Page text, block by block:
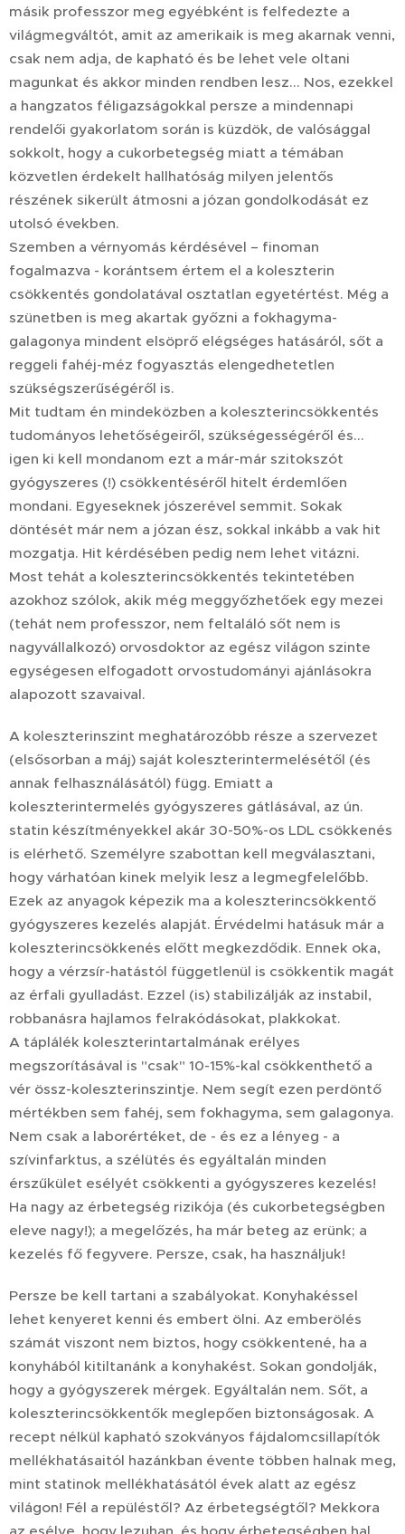
másik professzor meg egyébként is felfedezte a
világmegváltót, amit az amerikaik is meg akarnak venni,
csak nem adja, de kapható és be lehet vele oltani
magunkat és akkor minden rendben lesz... Nos, ezekkel
a hangzatos féligazságokkal persze a mindennapi
rendelői gyakorlatom során is küzdök, de valósággal
sokkolt, hogy a cukorbetegség miatt a témában
közvetlen érdekelt hallhatóság milyen jelentős
részének sikerült átmosni a józan gondolkodását ez
utolsó években.
Szemben a vérnyomás kérdésével – finoman
fogalmazva - korántsem értem el a koleszterin
csökkentés gondolatával osztatlan egyetértést. Még a
szünetben is meg akartak győzni a fokhagyma-
galagonya mindent elsöprő elégséges hatásáról, sőt a
reggeli fahéj-méz fogyasztás elengedhetetlen
szükségszerűségéről is.
Mit tudtam én mindeközben a koleszterincsökkentés
tudományos lehetőségeiről, szükségességéről és...
igen ki kell mondanom ezt a már-már szitokszót
gyógyszeres (!) csökkentéséről hitelt érdemlően
mondani. Egyeseknek jószerével semmit. Sokak
döntését már nem a józan ész, sokkal inkább a vak hit
mozgatja. Hit kérdésében pedig nem lehet vitázni.
Most tehát a koleszterincsökkentés tekintetében
azokhoz szólok, akik még meggyőzhetőek egy mezei
(tehát nem professzor, nem feltaláló sőt nem is
nagyvállalkozó) orvosdoktor az egész világon szinte
egységesen elfogadott orvostudományi ajánlásokra
alapozott szavaival.
A koleszterinszint meghatározóbb része a szervezet
(elsősorban a máj) saját koleszterintermelésétől (és
annak felhasználásától) függ. Emiatt a
koleszterintermelés gyógyszeres gátlásával, az ún.
statin készítményekkel akár 30-50%-os LDL csökkenés
is elérhető. Személyre szabottan kell megválasztani,
hogy várhatóan kinek melyik lesz a legmegfelelőbb.
Ezek az anyagok képezik ma a koleszterincsökkentő
gyógyszeres kezelés alapját. Érvédelmi hatásuk már a
koleszterincsökkenés előtt megkezdődik. Ennek oka,
hogy a vérzsír-hatástól függetlenül is csökkentik magát
az érfali gyulladást. Ezzel (is) stabilizálják az instabil,
robbanásra hajlamos felrakódásokat, plakkokat.
A táplálék koleszterintartalmának erélyes
megszorításával is "csak" 10-15%-kal csökkenthető a
vér össz-koleszterinszintje. Nem segít ezen perdöntő
mértékben sem fahéj, sem fokhagyma, sem galagonya.
Nem csak a laborértéket, de - és ez a lényeg - a
szívinfarktus, a szélütés és egyáltalán minden
érszűkület esélyét csökkenti a gyógyszeres kezelés!
Ha nagy az érbetegség rizikója (és cukorbetegségben
eleve nagy!); a megelőzés, ha már beteg az erünk; a
kezelés fő fegyvere. Persze, csak, ha használjuk!
Persze be kell tartani a szabályokat. Konyhakéssel
lehet kenyeret kenni és embert ölni. Az emberölés
számát viszont nem biztos, hogy csökkentené, ha a
konyhából kitiltanánk a konyhakést. Sokan gondolják,
hogy a gyógyszerek mérgek. Egyáltalán nem. Sőt, a
koleszterincsökkentők meglepően biztonságosak. A
recept nélkül kapható szokványos fájdalomcsillapítók
mellékhatásaitól hazánkban évente többen halnak meg,
mint statinok mellékhatásától évek alatt az egész
világon! Fél a repüléstől? Az érbetegségtől? Mekkora